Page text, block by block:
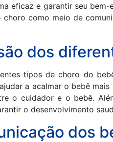
eficaz e garantir seu
como meio de
dos
tipos de choro do
a acalmar o bebê
o cuidador e o bebê.
o desenvolvimento
dos